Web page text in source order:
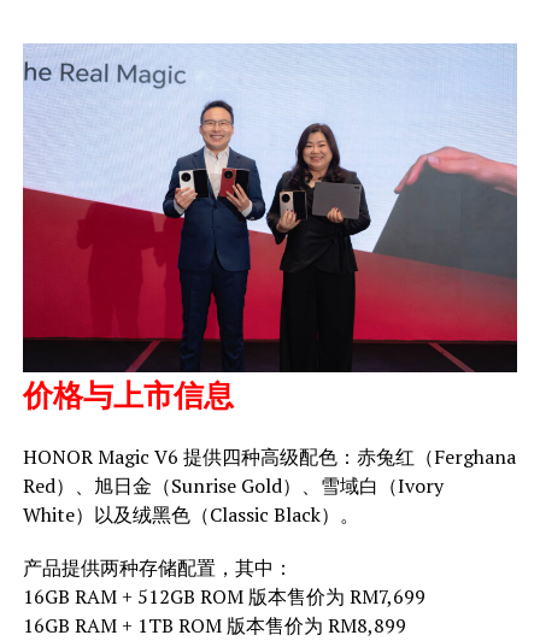
价格与上市信息
HONOR Magic V6 提供四种高级配色：赤兔红（Ferghana
Red）、旭日金（Sunrise Gold）、雪域白（Ivory
White）以及绒黑色（Classic Black）。
产品提供两种存储配置，其中：
16GB RAM + 512GB ROM 版本售价为 RM7,699
16GB RAM + 1TB ROM 版本售价为 RM8,899